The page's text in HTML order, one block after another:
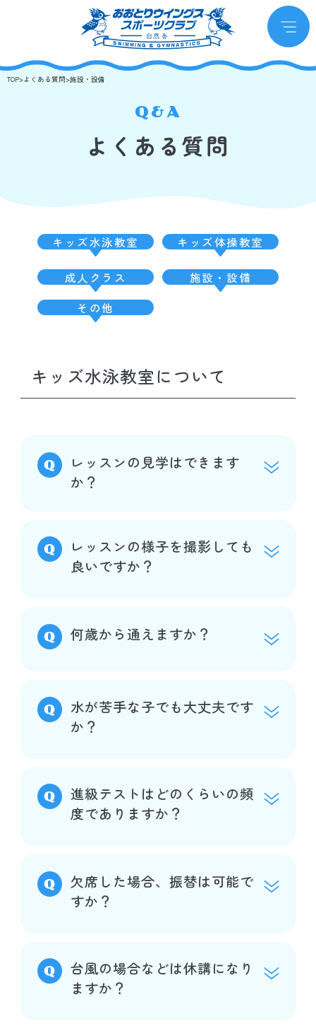
TOP>よくある質問>施設・設備
Q&A
よくある質問
キッズ水泳教室 キッズ体操教室
成人クラス
施設・設備
その他
キッズ水泳教室について
レッスンの見学はできます
か？
レッスンの様子を撮影しても
良いですか？
何歳から通えますか？
水が苦手な子でも大丈夫です
か？
進級テストはどのくらいの頻
度でありますか？
欠席した場合、振替は可能で
すか？
台風の場合などは休講になり
ますか？